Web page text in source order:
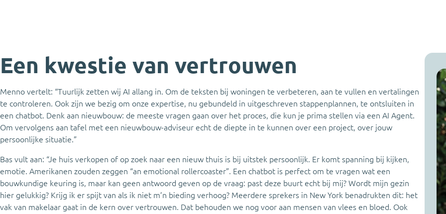
Een kwestie van vertrouwen
Menno vertelt: “Tuurlijk zetten wij AI allang in. Om de teksten bij woningen te verbeteren, aan te vullen en vertalingen
te controleren. Ook zijn we bezig om onze expertise, nu gebundeld in uitgeschreven stappenplannen, te ontsluiten in
een chatbot. Denk aan nieuwbouw: de meeste vragen gaan over het proces, die kun je prima stellen via een AI Agent.
Om vervolgens aan tafel met een nieuwbouw-adviseur echt de diepte in te kunnen over een project, over jouw
persoonlijke situatie.”
Bas vult aan: “Je huis verkopen of op zoek naar een nieuw thuis is bij uitstek persoonlijk. Er komt spanning bij kijken,
emotie. Amerikanen zouden zeggen “an emotional rollercoaster”. Een chatbot is perfect om te vragen wat een
bouwkundige keuring is, maar kan geen antwoord geven op de vraag: past deze buurt echt bij mij? Wordt mijn gezin
hier gelukkig? Krijg ik er spijt van als ik niet m’n bieding verhoog? Meerdere sprekers in New York benadrukten dit: het
vak van makelaar gaat in de kern over vertrouwen. Dat behouden we nog voor aan mensen van vlees en bloed. Ook